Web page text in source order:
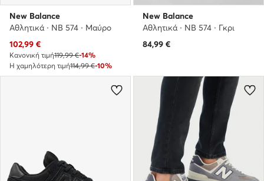
New Balance
Αθλητικά · NB 574 · Μαύρο
Τρέχουσα τιμή
102,99 €
Κανονική τιμή119,99 €-14%
Η χαμηλότερη τιμή114,99 €-10%
New Balance
Αθλητικά · NB 574 · Γκρι
84,99 €